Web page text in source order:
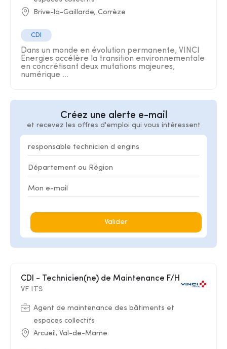
Brive-la-Gaillarde, Corrèze
CDI
Dans un monde en évolution permanente, VINCI
Energies accélère la transition environnementale
en concrétisant deux mutations majeures,
numérique ...
Créez une alerte e-mail
et recevez les offres d'emploi qui vous intéressent
Valider
CDI - Technicien(ne) de Maintenance F/H
VF ITS
Agent de maintenance des bâtiments et
espaces collectifs
Arcueil, Val-de-Marne